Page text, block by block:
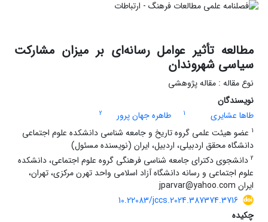
مطالعه تأثیر عوامل رسانه‌ای بر میزان مشارکت
سیاسی شهروندان
نوع مقاله : مقاله پژوهشی
نویسندگان
طاها عشایری
1 طاهره جهان پرور
2
1 عضو هیئت علمی گروه تاریخ و جامعه شناسی دانشکده علوم اجتماعی
دانشگاه محقق اردبیلی، اردبیل، ایران (نویسنده مسئول)
2 دانشجوی دکترای جامعه شناسی فرهنگی گروه علوم اجتماعی، دانشکده
علوم اجتماعی و رسانه دانشگاه آزاد اسلامی واحد تهرن مرکزی، تهران،
ایران jparvar@yahoo.com
10.22083/jccs.2024.387374.3716
چکیده